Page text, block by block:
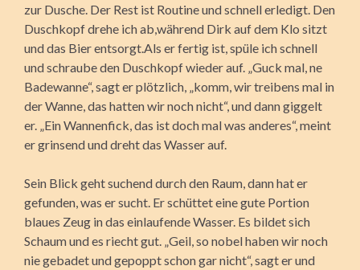
zur Dusche. Der Rest ist Routine und schnell erledigt. Den
Duschkopf drehe ich ab,während Dirk auf dem Klo sitzt
und das Bier entsorgt.Als er fertig ist, spüle ich schnell
und schraube den Duschkopf wieder auf. „Guck mal, ne
Badewanne“, sagt er plötzlich, „komm, wir treibens mal in
der Wanne, das hatten wir noch nicht“, und dann giggelt
er. „Ein Wannenfick, das ist doch mal was anderes“, meint
er grinsend und dreht das Wasser auf.
Sein Blick geht suchend durch den Raum, dann hat er
gefunden, was er sucht. Er schüttet eine gute Portion
blaues Zeug in das einlaufende Wasser. Es bildet sich
Schaum und es riecht gut. „Geil, so nobel haben wir noch
nie gebadet und gepoppt schon gar nicht“, sagt er und